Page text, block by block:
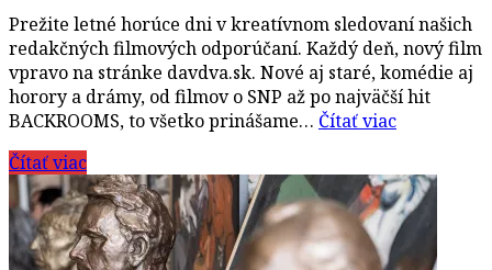
Prežite letné horúce dni v kreatívnom sledovaní našich
redakčných filmových odporúčaní. Každý deň, nový film
vpravo na stránke davdva.sk. Nové aj staré, komédie aj
horory a drámy, od filmov o SNP až po najväčší hit
BACKROOMS, to všetko prinášame… Čítať viac
Čítať viac